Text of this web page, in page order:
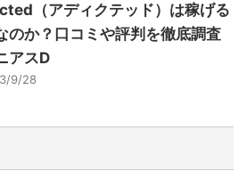
（アディクテッド）は稼げる
のか？口コミや評判を徹底調査
アスD
9/28